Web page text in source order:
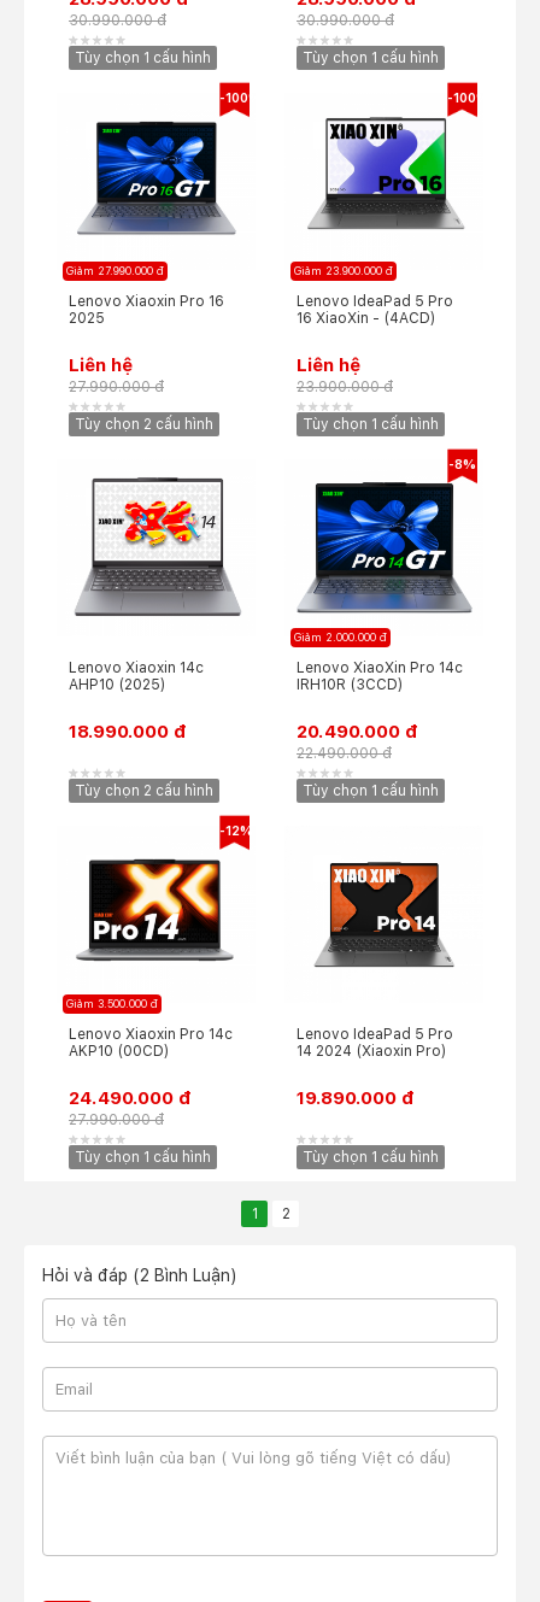
30.990.000 đ
Tùy chọn 1 cấu hình
30.990.000 đ
Tùy chọn 1 cấu hình
Giảm 27.990.000 đ
-100%
Lenovo Xiaoxin Pro 16
2025
Liên hệ
27.990.000 đ
Tùy chọn 2 cấu hình
Giảm 23.900.000 đ
-100%
Lenovo IdeaPad 5 Pro
16 XiaoXin - (4ACD)
Liên hệ
23.900.000 đ
Tùy chọn 1 cấu hình
Lenovo Xiaoxin 14c
AHP10 (2025)
18.990.000 đ
Tùy chọn 2 cấu hình
Giảm 2.000.000 đ
-8%
Lenovo XiaoXin Pro 14c
IRH10R (3CCD)
20.490.000 đ
22.490.000 đ
Tùy chọn 1 cấu hình
Giảm 3.500.000 đ
-12%
Lenovo Xiaoxin Pro 14c
AKP10 (00CD)
24.490.000 đ
27.990.000 đ
Tùy chọn 1 cấu hình
Lenovo IdeaPad 5 Pro
14 2024 (Xiaoxin Pro)
19.890.000 đ
Tùy chọn 1 cấu hình
1 2
Hỏi và đáp (2 Bình Luận)